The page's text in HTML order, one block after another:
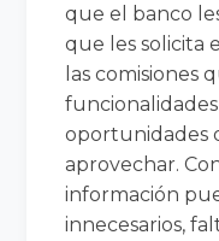
que el banco
que les solicita
las comisiones
oportunidades
aprovechar.
información
innecesarios,